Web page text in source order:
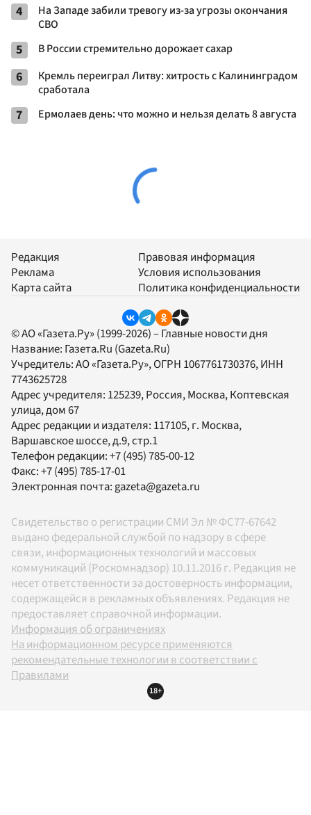
4
На Западе забили тревогу из-за угрозы окончания
СВО
5 В России стремительно дорожает сахар
6
Кремль переиграл Литву: хитрость с Калининградом
сработала
7 Ермолаев день: что можно и нельзя делать 8 августа
Редакция
Реклама
Карта сайта
Правовая информация
Условия использования
Политика конфиденциальности
© АО «Газета.Ру» (1999-2026) – Главные новости дня
Название: Газета.Ru (Gazeta.Ru)
Учредитель:АО «Газета.Ру», ОГРН 1067761730376, ИНН
7743625728
Адрес учредителя: 125239, Россия, Москва, Коптевская
улица, дом 67
Адрес редакции и издателя: 117105, г. Москва,
Варшавское шоссе, д.9, стр.1
Телефон редакции:+7 (495) 785-00-12
Факс:+7 (495) 785-17-01
Электронная почта: gazeta@gazeta.ru
Свидетельство о регистрации СМИ Эл № ФС77-67642
выдано федеральной службой по надзору в сфере
связи, информационных технологий и массовых
коммуникаций (Роскомнадзор) 10.11.2016 г. Редакция не
несет ответственности за достоверность информации,
содержащейся в рекламных объявлениях. Редакция не
предоставляет справочной информации.
Информация об ограничениях
На информационном ресурсе применяются
рекомендательные технологии в соответствии с
Правилами
18+